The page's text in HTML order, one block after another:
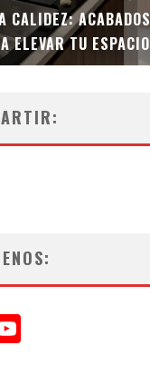
CALIDEZ: ACABADOS
ELEVAR TU ESPACIO